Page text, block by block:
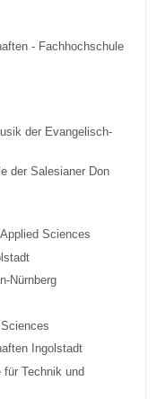
- Fachhochschule
der Evangelisch-
der Salesianer Don
Sciences
Nürnberg
Ingolstadt
Technik und